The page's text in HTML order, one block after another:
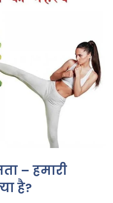
– हमारी
है?